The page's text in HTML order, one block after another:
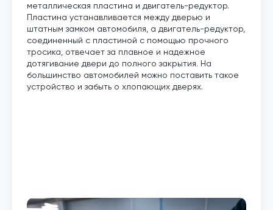
металлическая пластина и двигатель-редуктор.
Пластина устанавливается между дверью и
штатным замком автомобиля, а двигатель-редуктор,
соединенный с пластиной с помощью прочного
тросика, отвечает за плавное и надежное
дотягивание двери до полного закрытия. На
большинство автомобилей можно поставить такое
устройство и забыть о хлопающих дверях.